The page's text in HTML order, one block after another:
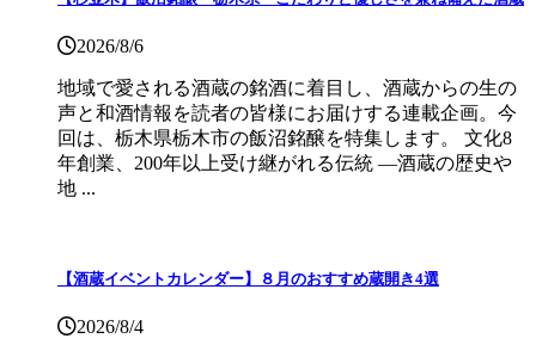
2026/8/6
地域で愛される酒蔵の銘酒に着目し、酒蔵からの生の
声と和酒情報を読者の皆様にお届けする連載企画。今
回は、栃木県栃木市の飯沼銘醸を特集します。 文化8
年創業、200年以上受け継がれる伝統 ―酒蔵の歴史や
地 ...
【酒蔵イベントカレンダー】８月のおすすめ蔵開き4選
2026/8/4